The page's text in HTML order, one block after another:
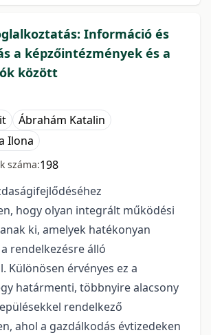
Információ és
a képzőintézmények és a
között
Ábrahám Katalin
Ilona
száma:198
hogy olyan integrált működési
ki, amelyek hatékonyan
rendelkezésre álló
Különösen érvényes ez a
határmenti, többnyire alacsony
rendelkező
ahol a gazdálkodás évtizedeken